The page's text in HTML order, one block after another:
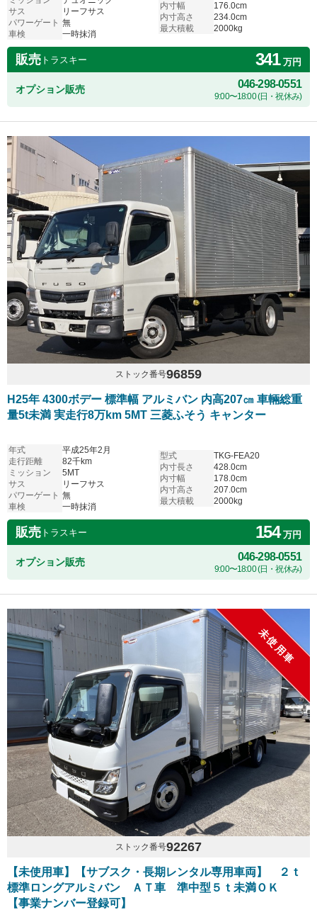
サス
リーフサス
パワーゲート 無
車検
一時抹消
内寸幅
176.0cm
内寸高さ
234.0cm
最大積載
2000kg
販売 トラスキー 341万円
オプション販売 046-298-0551
9:00〜18:00 (日・祝休み)
ストック番号96859
H25年 4300ボデー 標準幅 アルミバン 内高207㎝ 車輛総重
量5t未満 実走行8万km 5MT 三菱ふそう キャンター
年式
平成25年2月
走行距離
82千km
ミッション
5MT
サス
リーフサス
パワーゲート 無
車検
一時抹消
型式
TKG-FEA20
内寸長さ
428.0cm
内寸幅
178.0cm
内寸高さ
207.0cm
最大積載
2000kg
販売 トラスキー 154万円
オプション販売 046-298-0551
9:00〜18:00 (日・祝休み)
未使用車
ストック番号92267
【未使用車】【サブスク・長期レンタル専用車両】 ２ｔ
標準ロングアルミバン ＡＴ車 準中型５ｔ未満ＯＫ
【事業ナンバー登録可】